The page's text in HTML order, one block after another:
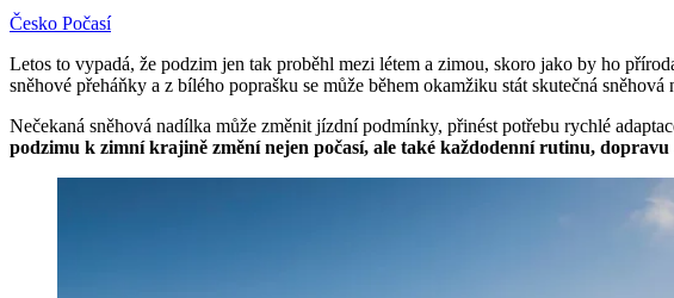
Česko Počasí
Letos to vypadá, že podzim jen tak proběhl mezi létem a zimou, skoro jako by ho
sněhové přeháňky a z bílého poprašku se může během okamžiku stát skutečná sněhová
Nečekaná sněhová nadílka může změnit jízdní podmínky, přinést potřebu rychlé
podzimu k zimní krajině změní nejen počasí, ale také každodenní rutinu, dopravu